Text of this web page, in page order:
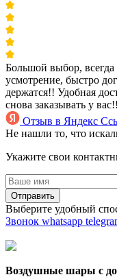
Большой выбор,
усмотрение, быстро
держатся!! Удобная
снова заказывать у вас!!
Отзыв в Яндекс
Не нашли то, что
Укажите свои
Отправить
Выберите удобный
Звонок whatsapp
Воздушные шары с